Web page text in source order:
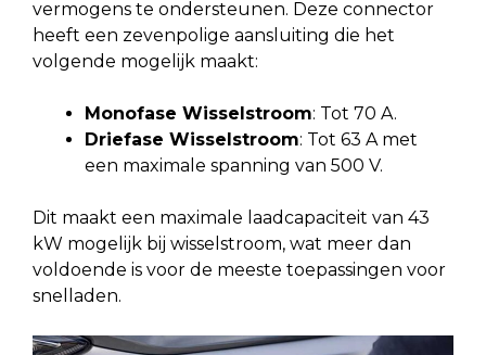
vermogens te ondersteunen. Deze connector
heeft een zevenpolige aansluiting die het
volgende mogelijk maakt:
Monofase Wisselstroom: Tot 70 A.
Driefase Wisselstroom: Tot 63 A met
een maximale spanning van 500 V.
Dit maakt een maximale laadcapaciteit van 43
kW mogelijk bij wisselstroom, wat meer dan
voldoende is voor de meeste toepassingen voor
snelladen.